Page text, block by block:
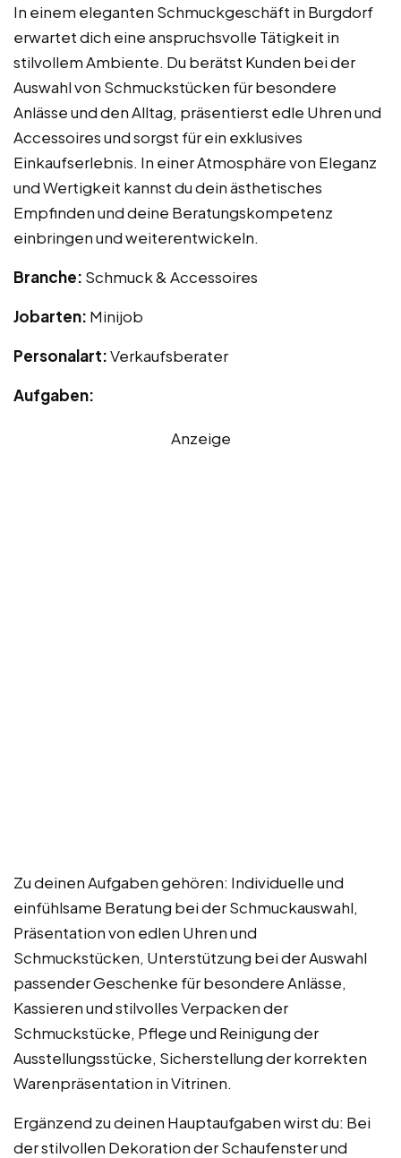
In einem eleganten Schmuckgeschäft in Burgdorf
erwartet dich eine anspruchsvolle Tätigkeit in
stilvollem Ambiente. Du berätst Kunden bei der
Auswahl von Schmuckstücken für besondere
Anlässe und den Alltag, präsentierst edle Uhren und
Accessoires und sorgst für ein exklusives
Einkaufserlebnis. In einer Atmosphäre von Eleganz
und Wertigkeit kannst du dein ästhetisches
Empfinden und deine Beratungskompetenz
einbringen und weiterentwickeln.
Branche: Schmuck & Accessoires
Jobarten: Minijob
Personalart:Verkaufsberater
Aufgaben:
Anzeige
Zu deinen Aufgaben gehören: Individuelle und
einfühlsame Beratung bei der Schmuckauswahl,
Präsentation von edlen Uhren und
Schmuckstücken, Unterstützung bei der Auswahl
passender Geschenke für besondere Anlässe,
Kassieren und stilvolles Verpacken der
Schmuckstücke, Pflege und Reinigung der
Ausstellungsstücke, Sicherstellung der korrekten
Warenpräsentation in Vitrinen.
Ergänzend zu deinen Hauptaufgaben wirst du: Bei
der stilvollen Dekoration der Schaufenster und